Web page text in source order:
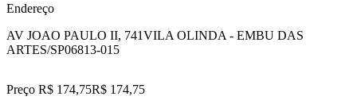
Endereço
AV JOAO PAULO II, 741VILA OLINDA - EMBU DAS
ARTES/SP06813-015
Preço R$ 174,75R$ 174,75